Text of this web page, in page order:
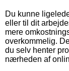
Du kunne
eller til dit
mere
overkommelig.
du selv henter
nærheden af